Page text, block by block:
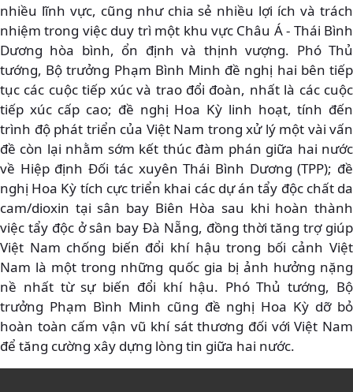
nhiều lĩnh vực, cũng như chia sẻ nhiều lợi ích và trách
nhiệm trong việc duy trì một khu vực Châu Á - Thái Bình
Dương hòa bình, ổn định và thịnh vượng. Phó Thủ
tướng, Bộ trưởng Phạm Bình Minh đề nghị hai bên tiếp
tục các cuộc tiếp xúc và trao đổi đoàn, nhất là các cuộc
tiếp xúc cấp cao; đề nghị Hoa Kỳ linh hoạt, tính đến
trình độ phát triển của Việt Nam trong xử lý một vài vấn
đề còn lại nhằm sớm kết thúc đàm phán giữa hai nước
về Hiệp định Đối tác xuyên Thái Bình Dương (TPP); đề
nghị Hoa Kỳ tích cực triển khai các dự án tẩy độc chất da
cam/dioxin tại sân bay Biên Hòa sau khi hoàn thành
việc tẩy độc ở sân bay Đà Nẵng, đồng thời tăng trợ giúp
Việt Nam chống biến đổi khí hậu trong bối cảnh Việt
Nam là một trong những quốc gia bị ảnh hưởng nặng
nề nhất từ sự biến đổi khí hậu. Phó Thủ tướng, Bộ
trưởng Phạm Bình Minh cũng đề nghị Hoa Kỳ dỡ bỏ
hoàn toàn cấm vận vũ khí sát thương đối với Việt Nam
để tăng cường xây dựng lòng tin giữa hai nước.